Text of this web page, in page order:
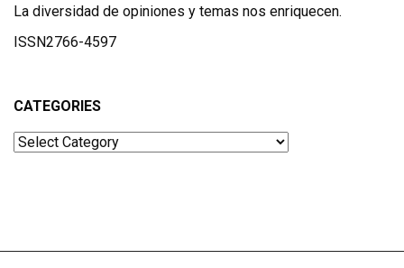
La diversidad de opiniones y temas nos enriquecen.
ISSN2766-4597
CATEGORIES
Categories